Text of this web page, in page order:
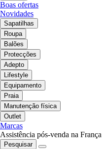
Boas ofertas
Novidades
Sapatilhas
Roupa
Balões
Protecções
Adepto
Lifestyle
Equipamento
Praia
Manutenção física
Outlet
Marcas
Assistência pós-venda na França
Pesquisar